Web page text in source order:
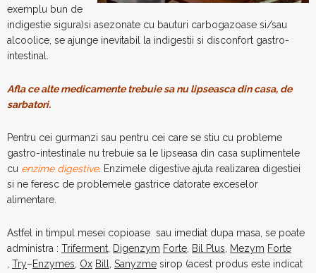
exemplu bun de
indigestie sigura)si asezonate cu bauturi carbogazoase si/sau
alcoolice, se ajunge inevitabil la indigestii si disconfort gastro-
intestinal.
Afla ce alte medicamente trebuie sa nu lipseasca din casa, de
sarbatori.
Pentru cei gurmanzi sau pentru cei care se stiu cu probleme
gastro-intestinale nu trebuie sa le lipseasa din casa suplimentele
cu enzime digestive. Enzimele digestive ajuta realizarea digestiei
si ne feresc de problemele gastrice datorate exceselor
alimentare.
Astfel in timpul mesei copioase sau imediat dupa masa, se poate
administra : Triferment Digenzym Forte Bil Plus Mezym Forte
Try–Enzymes Ox Bill Sanyzme sirop (acest produs este indicat